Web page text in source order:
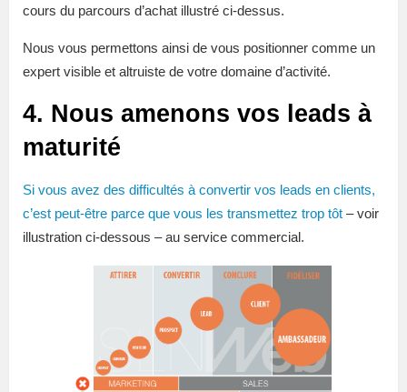
cours du parcours d’achat illustré ci-dessus.
Nous vous permettons ainsi de vous positionner comme un
expert visible et altruiste de votre domaine d’activité.
4. Nous amenons vos leads à
maturité
Si vous avez des difficultés à convertir vos leads en clients,
c’est peut-être parce que vous les transmettez trop tôt – voir
illustration ci-dessous – au service commercial.